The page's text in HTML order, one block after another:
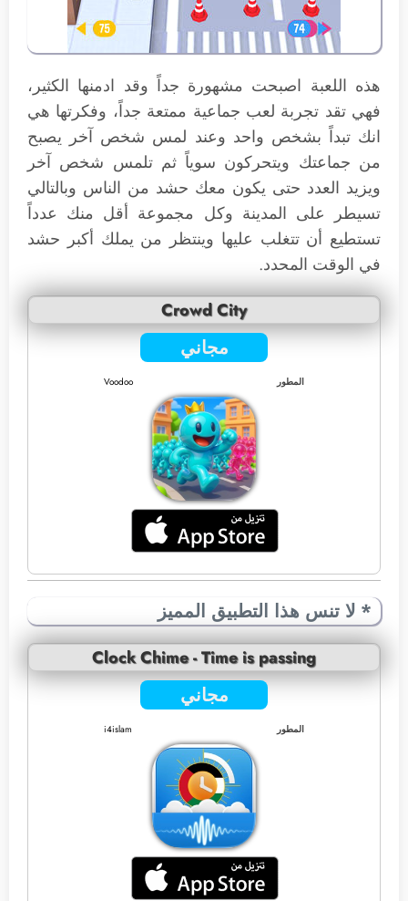
هذه اللعبة اصبحت مشهورة جداً وقد ادمنها الكثير،
فهي تقد تجربة لعب جماعية ممتعة جداً، وفكرتها هي
انك تبداً بشخص واحد وعند لمس شخص آخر يصبح
من جماعتك ويتحركون سوياً ثم تلمس شخص آخر
ويزيد العدد حتى يكون معك حشد من الناس وبالتالي
تسيطر على المدينة وكل مجموعة أقل منك عدداً
تستطيع أن تتغلب عليها وينتظر من يملك أكبر حشد
في الوقت المحدد.
Crowd City
مجاني
المطور Voodoo
* لا تنس هذا التطبيق المميز
Clock Chime - Time is passing
مجاني
المطور i4islam